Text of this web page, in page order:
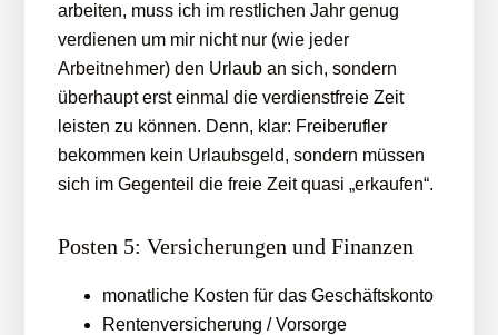
arbeiten, muss ich im restlichen Jahr genug
verdienen um mir nicht nur (wie jeder
Arbeitnehmer) den Urlaub an sich, sondern
überhaupt erst einmal die verdienstfreie Zeit
leisten zu können. Denn, klar: Freiberufler
bekommen kein Urlaubsgeld, sondern müssen
sich im Gegenteil die freie Zeit quasi „erkaufen“.
Posten 5: Versicherungen und Finanzen
monatliche Kosten für das Geschäftskonto
Rentenversicherung / Vorsorge